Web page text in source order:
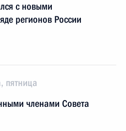
с новыми
регионов России
пятница
членами Совета